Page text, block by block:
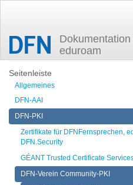
eduroam
Zuletzt angesehen faqtsbetrieb
Seitenleiste
Allgemeines
DFN-AAI
DFN-PKI
Zertifikate für DFNFernsprechen,
DFN.Security
GÉANT Trusted Certificate
DFN-Verein Community-PKI